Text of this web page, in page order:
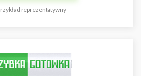
reprezentatywny